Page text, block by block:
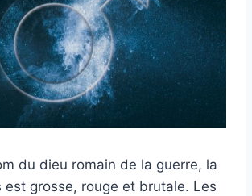
du dieu romain de la guerre, la
est grosse, rouge et brutale. Les